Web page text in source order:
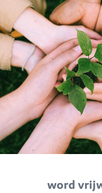
word